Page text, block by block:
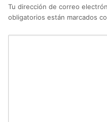
Tu dirección de correo
obligatorios están marcados